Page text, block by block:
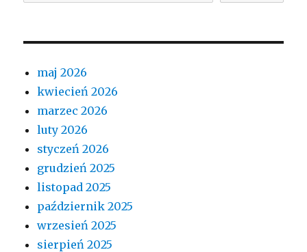
maj 2026
kwiecień 2026
marzec 2026
luty 2026
styczeń 2026
grudzień 2025
listopad 2025
październik 2025
wrzesień 2025
sierpień 2025